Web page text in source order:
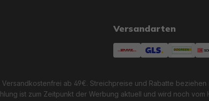
Versandarten
Versandkostenfrei ab 49€. Streichpreise und Rabatte
ist zum Zeitpunkt der Werbung aktuell und wird noch vom